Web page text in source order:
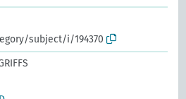
subject/i/194370